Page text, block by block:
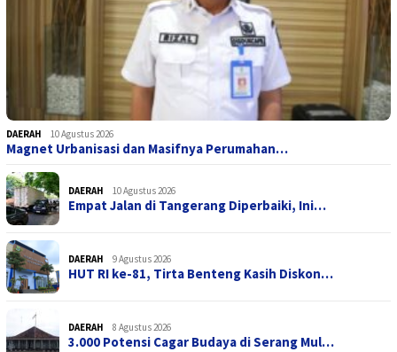
DAERAH 10 Agustus 2026
Magnet Urbanisasi dan Masifnya Perumahan…
DAERAH 10 Agustus 2026
Empat Jalan di Tangerang Diperbaiki, Ini…
DAERAH 9 Agustus 2026
HUT RI ke-81, Tirta Benteng Kasih Diskon…
DAERAH 8 Agustus 2026
3.000 Potensi Cagar Budaya di Serang Mul…